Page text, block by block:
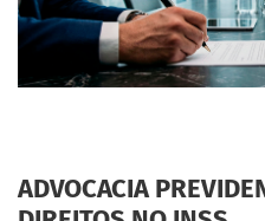
ADVOCACIA